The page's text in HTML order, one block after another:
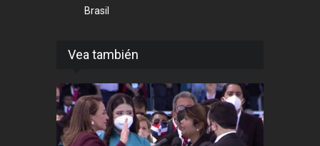
Brasil
Vea también